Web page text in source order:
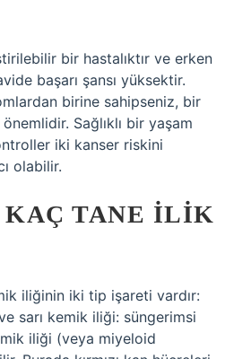
bir hastalıktır ve erken
başarı şansı yüksektir.
birine sahipseniz, bir
Sağlıklı bir yaşam
iki kanser riskini
olabilir.
KAÇ TANE ILIK
iliğinin iki tip işareti vardır:
sarı kemik iliği: süngerimsi
iliği (veya miyeloid